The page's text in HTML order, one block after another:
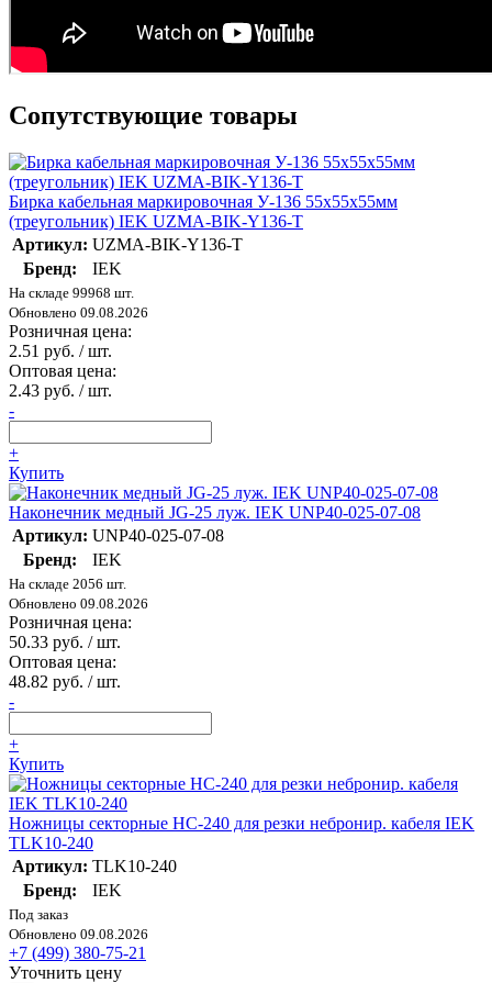
Сопутствующие товары
Бирка кабельная маркировочная У-136 55х55х55мм
(треугольник) IEK UZMA-BIK-Y136-T
Артикул: UZMA-BIK-Y136-T
Бренд:
IEK
На складе 99968 шт.
Обновлено 09.08.2026
Розничная цена:
2.51 руб. / шт.
Оптовая цена:
2.43 руб. / шт.
-
+
Купить
Наконечник медный JG-25 луж. IEK UNP40-025-07-08
Артикул: UNP40-025-07-08
Бренд:
IEK
На складе 2056 шт.
Обновлено 09.08.2026
Розничная цена:
50.33 руб. / шт.
Оптовая цена:
48.82 руб. / шт.
-
+
Купить
Ножницы секторные НС-240 для резки небронир. кабеля IEK
TLK10-240
Артикул: TLK10-240
Бренд:
IEK
Под заказ
Обновлено 09.08.2026
+7 (499) 380-75-21
Уточнить цену